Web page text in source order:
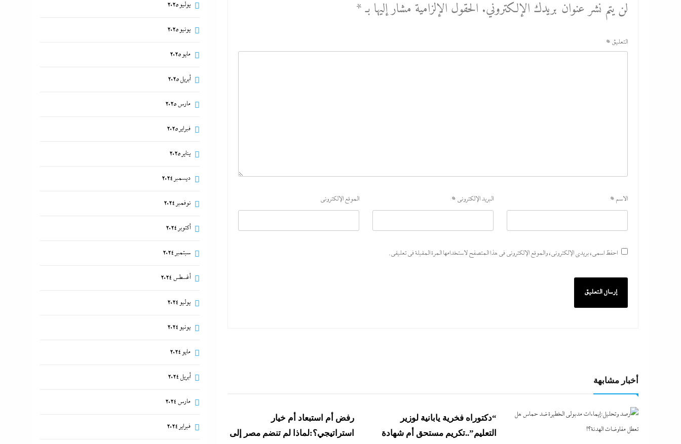
لن يتم نشر عنوان بريدك الإلكتروني.الحقول الإلزامية مشار إليها بـ*
التعليق *
الاسم * البريد الإلكتروني * الموقع الإلكتروني
احفظ اسمي، بريدي الإلكتروني، والموقع الإلكتروني في هذا المتصفح لاستخدامها المرة المقبلة في تعليقي.
أخبار مشابهة
“دكتوراه فخرية يابانية لوزير
التعليم”..تكريم مستحق أم شهادة
رفض أم استبعاد أم خيار
استراتيجي؟:لماذا لم تنضم مصر إلى
يوليو 2025
يونيو 2025
مايو 2025
أبريل 2025
مارس 2025
فبراير 2025
يناير 2025
ديسمبر 2024
نوفمبر 2024
أكتوبر 2024
سبتمبر 2024
أغسطس 2024
يوليو 2024
يونيو 2024
مايو 2024
أبريل 2024
مارس 2024
فبراير 2024